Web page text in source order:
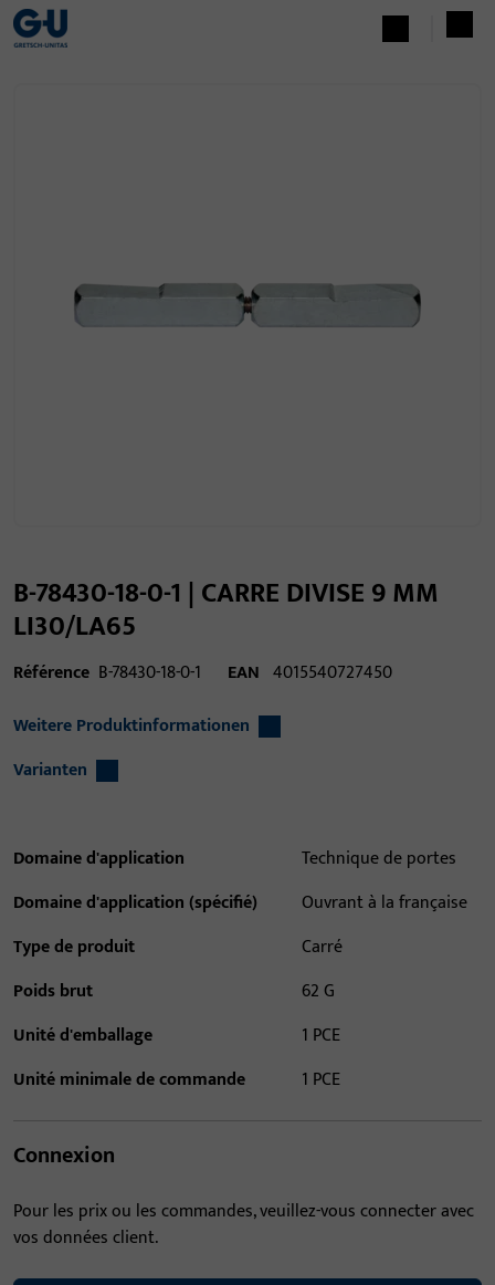
B-78430-18-0-1 | CARRE DIVISE 9 MM
LI30/LA65
Référence B-78430-18-0-1 EAN 4015540727450
Weitere Produktinformationen
Varianten
Domaine d'application
Technique de portes
Domaine d'application (spécifié)
Ouvrant à la française
Type de produit
Carré
Poids brut
62 G
Unité d'emballage
1 PCE
Unité minimale de commande
1 PCE
Connexion
Pour les prix ou les commandes, veuillez-vous connecter avec
vos données client.